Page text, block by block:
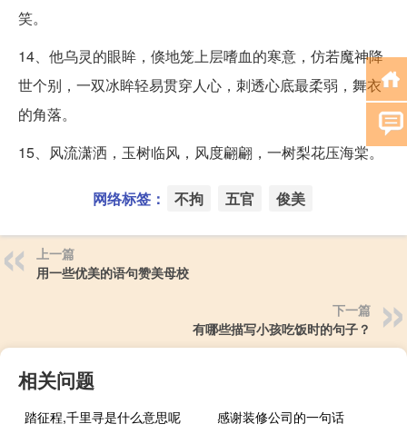
笑。
14、他乌灵的眼眸，倏地笼上层嗜血的寒意，仿若魔神降
世个别，一双冰眸轻易贯穿人心，刺透心底最柔弱，舞衣
的角落。
15、风流潇洒，玉树临风，风度翩翩，一树梨花压海棠。
网络标签： 不拘 五官 俊美
上一篇
用一些优美的语句赞美母校
下一篇
有哪些描写小孩吃饭时的句子？
相关问题
踏征程,千里寻是什么意思呢
感谢装修公司的一句话